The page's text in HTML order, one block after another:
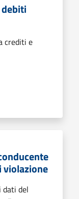
crediti e
violazione
dati del